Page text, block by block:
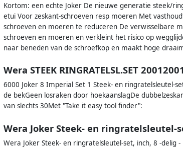
Kortom: een echte Joker De nieuwe generatie steek/
etui Voor zeskant-schroeven resp moeren Met
schroeven en moeren te reduceren De verwisselbare
schroeven en moeren en verkleint het risico op
naar beneden van de schroefkop en maakt hoge
Wera STEEK RINGRATELSL.SET 20012001
6000 Joker 8 Imperial Set 1 Steek- en ringratelsleutel-
de bekGeen losraken door hoekaanslagDe
van slechts 30Met "Take it easy tool finder":
Wera Joker Steek- en ringratelsleutel-
Wera Joker Steek- en ringratelsleutel-set, inch, 8 -delig